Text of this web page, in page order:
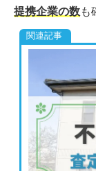
提携企業の数も